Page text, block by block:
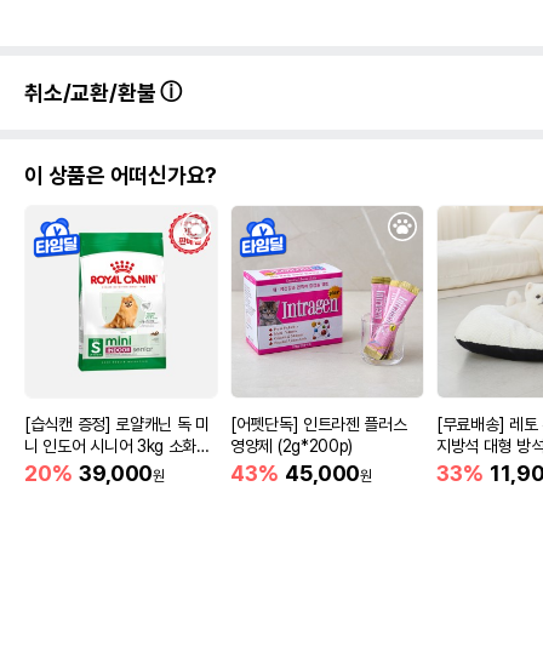
취소/교환/환불
이 상품은 어떠신가요?
[습식캔 증정] 로얄캐닌 독 미
니 인도어 시니어 3kg 소화도
움
20% 39,000원
[어펫단독] 인트라젠 플러스
영양제 (2g*200p)
43% 45,000원
[무료배송] 레토
지방석 대형
m)
33%